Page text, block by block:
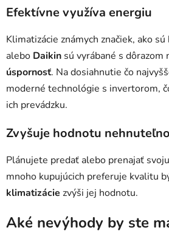
Efektívne využíva energiu
Klimatizácie známych značiek, ako sú
alebo Daikin sú vyrábané s dôrazom
úspornosť. Na dosiahnutie čo
moderné technológie s invertorom,
ich prevádzku.
Zvyšuje hodnotu
Plánujete predať alebo prenajať
mnoho kupujúcich preferuje kvalitu
klimatizácie zvýši jej hodnotu.
Aké nevýhody by ste